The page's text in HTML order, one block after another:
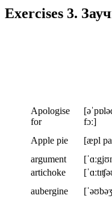
Exercises 3.
Apologise
for
fɔː]
Apple pie [æpl
argument
artichoke
aubergine